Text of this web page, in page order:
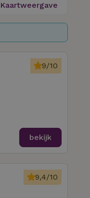
Kaartweergave
9/10
bekijk
9,4/10